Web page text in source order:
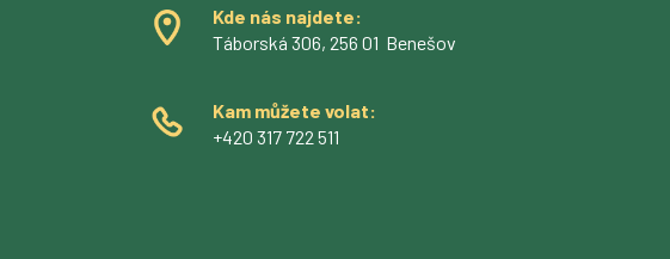
Kde nás najdete:
Táborská 306, 256 01 Benešov
Kam můžete volat:
+420 317 722 511